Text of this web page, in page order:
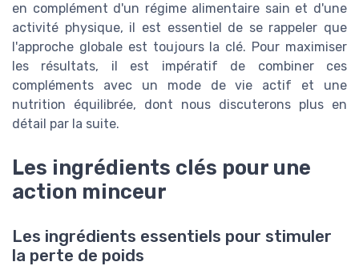
en complément d'un régime alimentaire sain et d'une
activité physique, il est essentiel de se rappeler que
l'approche globale est toujours la clé. Pour maximiser
les résultats, il est impératif de combiner ces
compléments avec un mode de vie actif et une
nutrition équilibrée, dont nous discuterons plus en
détail par la suite.
Les ingrédients clés pour une
action minceur
Les ingrédients essentiels pour stimuler
la perte de poids